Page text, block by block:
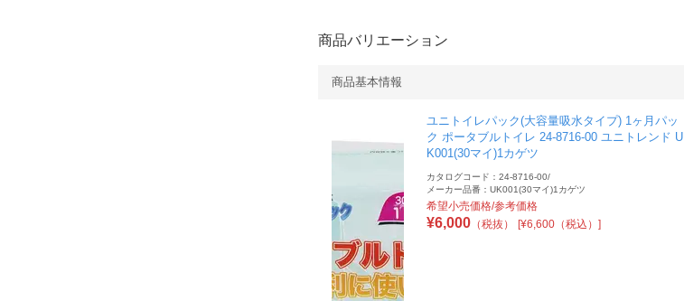
商品バリエーション
商品基本情報
ユニトイレパック(大容量吸水タイプ) 1ヶ月パッ
ク ポータブルトイレ 24-8716-00 ユニトレンド U
K001(30マイ)1カゲツ
カタログコード：24-8716-00/
メーカー品番：UK001(30マイ)1カゲツ
希望小売価格/参考価格
¥6,000 （税抜） [¥6,600（税込）]